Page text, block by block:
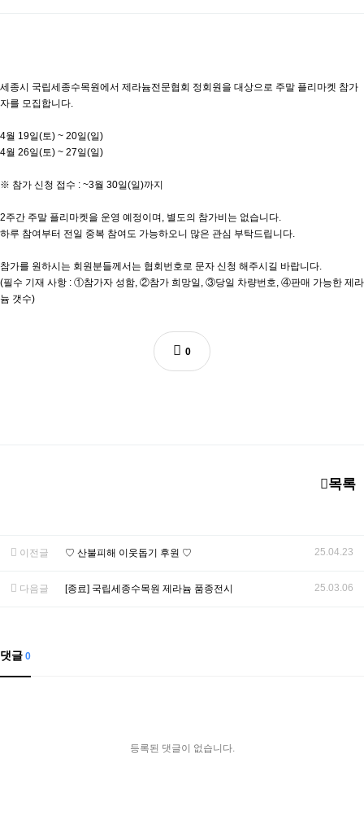
세종시 국립세종수목원에서 제라늄전문협회 정회원을 대상으로 주말 플리마켓 참가
자를 모집합니다.
4월 19일(토) ~ 20일(일)
4월 26일(토) ~ 27일(일)
※ 참가 신청 접수 : ~3월 30일(일)까지
2주간 주말 플리마켓을 운영 예정이며, 별도의 참가비는 없습니다.
하루 참여부터 전일 중복 참여도 가능하오니 많은 관심 부탁드립니다.
참가를 원하시는 회원분들께서는 협회번호로 문자 신청 해주시길 바랍니다.
(필수 기재 사항 : ①참가자 성함, ②참가 희망일, ③당일 차량번호, ④판매 가능한 제라
늄 갯수)
0
목록
이전글 ♡ 산불피해 이웃돕기 후원 ♡ 25.04.23
다음글 [종료] 국립세종수목원 제라늄 품종전시 25.03.06
댓글 0
등록된 댓글이 없습니다.